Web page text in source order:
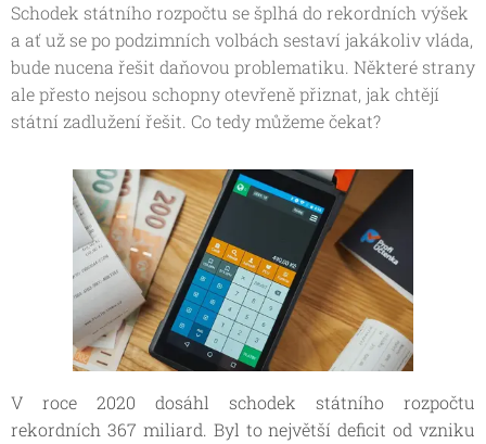
Schodek státního rozpočtu se šplhá do rekordních výšek
a ať už se po podzimních volbách sestaví jakákoliv vláda,
bude nucena řešit daňovou problematiku. Některé strany
ale přesto nejsou schopny otevřeně přiznat, jak chtějí
státní zadlužení řešit. Co tedy můžeme čekat?
V roce 2020 dosáhl schodek státního rozpočtu
rekordních 367 miliard. Byl to největší deficit od vzniku